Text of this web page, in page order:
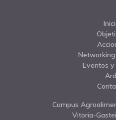
Eventos
Campus
Vitoria-